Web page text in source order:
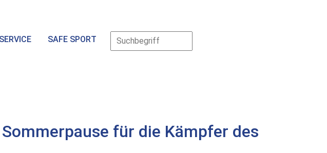
SERVICE SAFE SPORT
für die Kämpfer des